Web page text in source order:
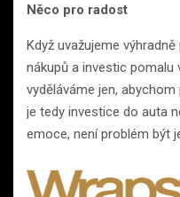
Něco pro radost
Když uvažujeme
nákupů a investic
vyděláváme jen,
je tedy investice do auta
emoce, není problém být